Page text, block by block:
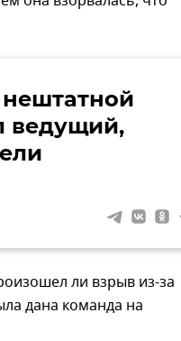
ведущий,
ли взрыв из-за
дана команда на